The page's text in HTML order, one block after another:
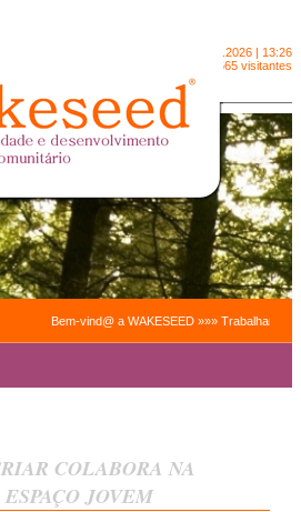
9.8.2026 | 13:26
2091565 visitantes
Bem-vind@ a WAKESEED »»»
COLABORA NA
JOVEM